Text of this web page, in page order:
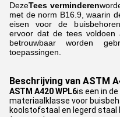
DezeTees verminderen
met de norm B16.9, waarin
eisen voor de
ervoor dat de tees voldoen
betrouwbaar worden
toepassingen.
Beschrijving van ASTM
ASTM A420 WPL6is een in
materiaalklasse voor
koolstofstaal en legerd staal